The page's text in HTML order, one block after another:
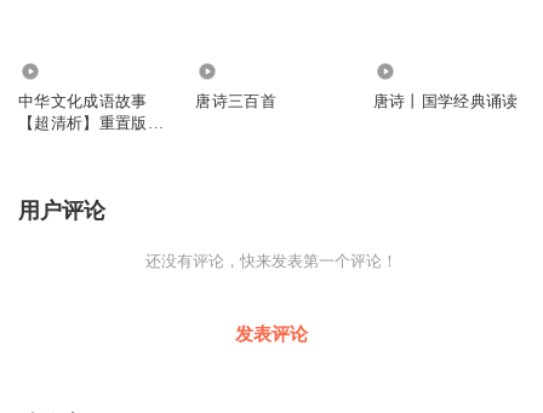
中华文化成语故事
【超清析】重置版
唐诗三百首 唐诗丨国学经典诵读
用户评论
还没有评论，快来发表第一个评论！
发表评论